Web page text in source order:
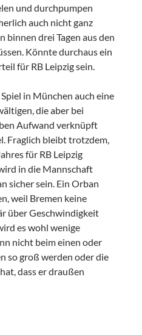
und durchpumpen
auch nicht ganz
binnen drei Tagen aus den
Könnte durchaus ein
für RB Leipzig sein.
in München auch eine
die aber bei
Aufwand verknüpft
Fraglich bleibt trotzdem,
für RB Leipzig
in die Mannschaft
sicher sein. Ein Orban
weil Bremen keine
über Geschwindigkeit
es wohl wenige
nicht beim einen oder
so groß werden oder die
dass er draußen